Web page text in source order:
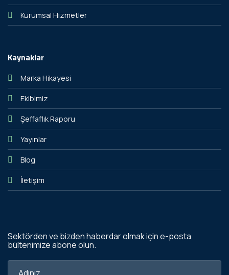
Kurumsal Hizmetler
Kaynaklar
Marka Hikayesi
Ekibimiz
Şeffaflık Raporu
Yayınlar
Blog
İletişim
Sektörden ve bizden haberdar olmak için e-posta
bültenimize abone olun.